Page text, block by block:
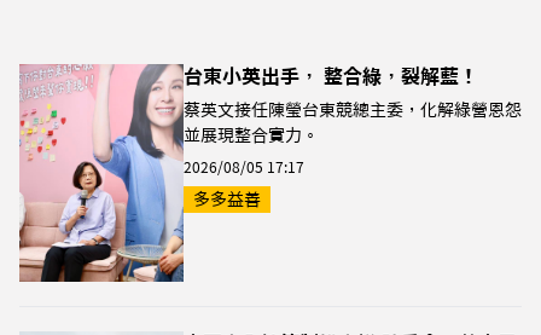
台東小英出手， 整合綠，裂解藍！
蔡英文接任陳瑩台東競總主委，化解綠營恩怨
並展現整合實力。
2026/08/05 17:17
多多益善